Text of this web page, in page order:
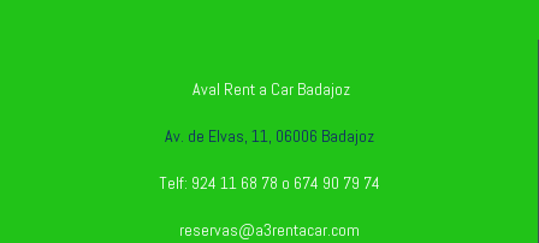
Aval Rent a Car Badajoz
Av. de Elvas, 11, 06006 Badajoz
Telf: 924 11 68 78 o 674 90 79 74
reservas@a3rentacar.com